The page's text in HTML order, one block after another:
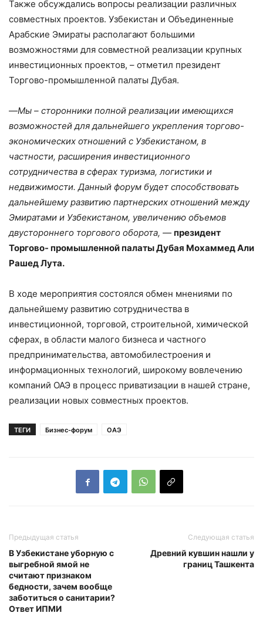
Также обсуждались вопросы реализации различных
совместных проектов. Узбекистан и Объединенные
Арабские Эмираты располагают большими
возможностями для совместной реализации крупных
инвестиционных проектов, – отметил президент
Торгово-промышленной палаты Дубая.
—Мы – сторонники полной реализации имеющихся
возможностей для дальнейшего укрепления торгово-
экономических отношений с Узбекистаном, в
частности, расширения инвестиционного
сотрудничества в сферах туризма, логистики и
недвижимости. Данный форум будет способствовать
дальнейшему развитию партнерских отношений между
Эмиратами и Узбекистаном, увеличению объемов
двустороннего торгового оборота, — президент
Торгово- промышленной палаты Дубая Мохаммед Али
Рашед Лута.
В ходе мероприятия состоялся обмен мнениями по
дальнейшему развитию сотрудничества в
инвестиционной, торговой, строительной, химической
сферах, в области малого бизнеса и частного
предпринимательства, автомобилестроения и
информационных технологий, широкому вовлечению
компаний ОАЭ в процесс приватизации в нашей стране,
реализации новых совместных проектов.
ТЕГИ Бизнес-форум ОАЭ
Предыдущая статья
В Узбекистане уборную с
выгребной ямой не
считают признаком
бедности, зачем вообще
заботиться о санитарии?
Ответ ИПМИ
Следующая статья
Древний кувшин нашли у
границ Ташкента